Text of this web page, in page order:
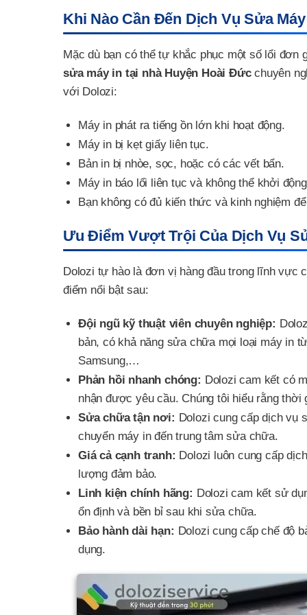
Khi Nào Cần Đến Dịch Vụ Sửa
Mặc dù bạn có thể tự khắc phục một số lổi
sửa máy in tại nhà Huyện Hoài Đứcchuyên
với Dolozi:
Máy in phát ra tiếng ồn lớn khi hoạt động.
Máy in bị kẹt giấy liên tục.
Bản in bị nhòe, sọc, hoặc có các vết bẩn.
Máy in báo lổi liên tục và không thể khởi
Bạn không có đủ kiến thức và kinh nghiệm
Ưu Điểm Vượt Trội Của Dịch Vụ
Dolozi tự hào là đơn vị hàng đầu trong lĩnh vực
điểm nổi bật sau:
Đội ngũ kỹ thuật viên chuyên nghiệp:
bản, có khả năng sửa chữa mọi loại máy in
Samsung,…
Phản hồi nhanh chóng: Dolozi cam kết có
nhận được yêu cầu. Chúng tôi hiểu rằng thời
Sửa chữa tận nơi: Dolozi cung cấp dịch vụ
chuyển máy in đến trung tâm sửa chữa.
Giá cả cạnh tranh: Dolozi luôn cung cấp
lượng đảm bảo.
Linh kiện chính hãng: Dolozi cam kết sử
ổn định và bền bỉ sau khi sửa chữa.
Bảo hành dài hạn: Dolozi cung cấp chế độ
dụng.